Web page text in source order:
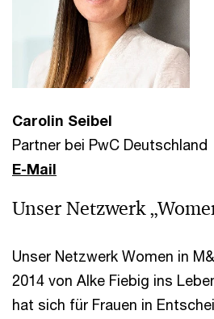
Carolin Seibel
Partner bei PwC Deutschland
E-Mail
Unser Netzwerk
Unser Netzwerk Women in
2014 von Alke Fiebig ins
hat sich für Frauen in